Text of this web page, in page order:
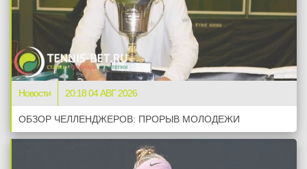
Новости 20:18 04 АВГ 2026
ОБЗОР ЧЕЛЛЕНДЖЕРОВ: ПРОРЫВ МОЛОДЕЖИ